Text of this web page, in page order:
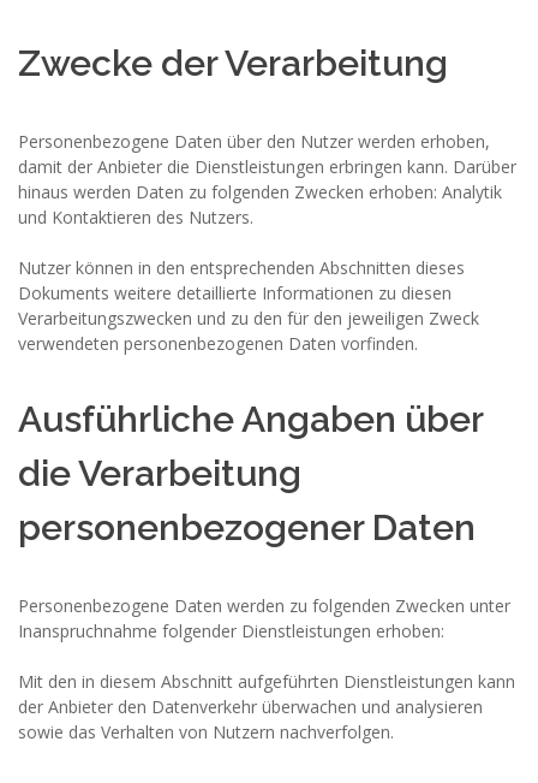
Zwecke der Verarbeitung
Personenbezogene Daten über den Nutzer werden erhoben,
damit der Anbieter die Dienstleistungen erbringen kann. Darüber
hinaus werden Daten zu folgenden Zwecken erhoben: Analytik
und Kontaktieren des Nutzers.
Nutzer können in den entsprechenden Abschnitten dieses
Dokuments weitere detaillierte Informationen zu diesen
Verarbeitungszwecken und zu den für den jeweiligen Zweck
verwendeten personenbezogenen Daten vorfinden.
Ausführliche Angaben über
die Verarbeitung
personenbezogener Daten
Personenbezogene Daten werden zu folgenden Zwecken unter
Inanspruchnahme folgender Dienstleistungen erhoben:
Mit den in diesem Abschnitt aufgeführten Dienstleistungen kann
der Anbieter den Datenverkehr überwachen und analysieren
sowie das Verhalten von Nutzern nachverfolgen.